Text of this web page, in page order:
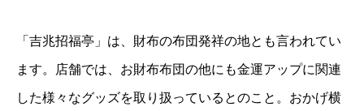
「吉兆招福亭」は、財布の布団発祥の地とも言われてい
ます。店舗では、お財布布団の他にも金運アップに関連
した様々なグッズを取り扱っているとのこと。おかげ横